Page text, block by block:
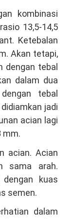
kombinasi
13,5-14,5
Ketebalan
Akan tetapi,
dengan tebal
dalam dua
tebal
jadi
acian lagi
mm.
acian. Acian
sama arah.
dengan kuas
semen.
dalam